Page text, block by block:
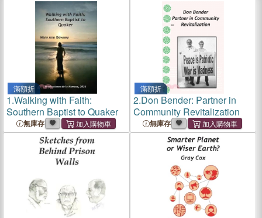
滿額折
1.Walking with Faith:
Southern Baptist to Quaker
無庫存
滿額折
2.Don Bender: Partner in
Community Revitalization
無庫存